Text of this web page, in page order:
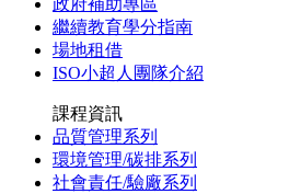
繼續教育學分指南
場地租借
ISO小超人團隊介紹
課程資訊
品質管理系列
環境管理/碳排系列
社會責任/驗廠系列